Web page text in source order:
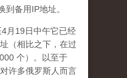
到备用IP地址。
月19日中午它已经
（相比之下，在过
个）。以至于
许多俄罗斯人而言